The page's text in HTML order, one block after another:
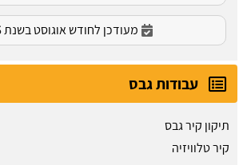
מעודכן לחודש אוגוסט בשנת 2026
עבודות גבס
תיקון קיר גבס
קיר טלוויזיה